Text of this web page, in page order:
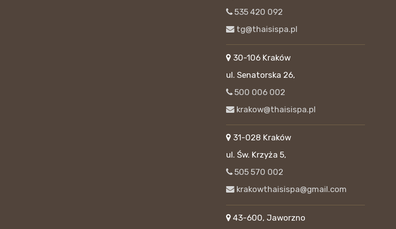
535 420 092
tg@thaisispa.pl
30-106 Kraków
ul. Senatorska 26,
500 006 002
krakow@thaisispa.pl
31-028 Kraków
ul. Św. Krzyża 5,
505 570 002
krakowthaisispa@gmail.com
43-600, Jaworzno